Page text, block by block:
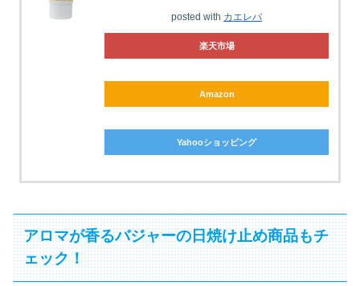
posted with カエレバ
楽天市場
Amazon
Yahooショッピング
アロマが香るバジャーの日焼け止め商品もチ
ェック！